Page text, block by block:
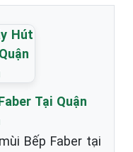
Tại Quận
Bếp Faber tại